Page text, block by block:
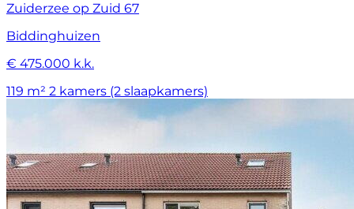
Zuiderzee op Zuid 67
Biddinghuizen
€ 475.000 k.k.
119 m² 2 kamers (2 slaapkamers)